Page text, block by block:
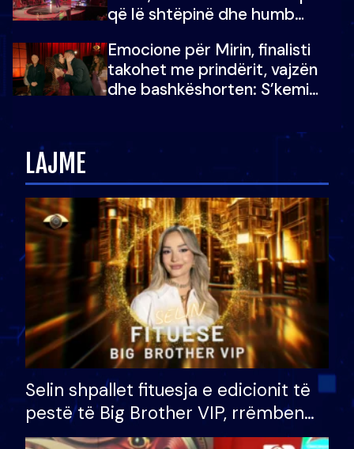
që lë shtëpinë dhe humb
çmimin e madh
Emocione për Mirin, finalisti
takohet me prindërit, vajzën
dhe bashkëshorten: S’kemi
LAJME
Selin shpallet fituesja e edicionit të
pestë të Big Brother VIP, rrëmben
çmimin e madh prej 100 mijë eurosh